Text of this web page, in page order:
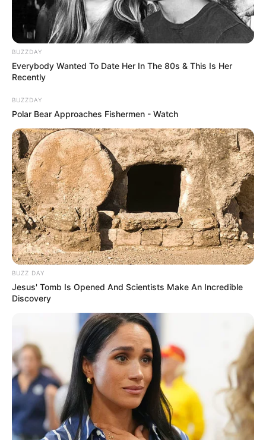
BUZZDAY
Everybody Wanted To Date Her In The 80s & This Is Her
Recently
BUZZDAY
Polar Bear Approaches Fishermen - Watch
BUZZ DAY
Jesus' Tomb Is Opened And Scientists Make An Incredible
Discovery